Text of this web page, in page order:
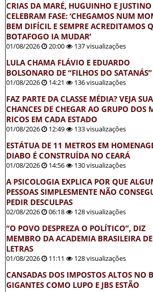
CRIAS DA MARÉ, HUGUINHO E JUSTINO
CELEBRAM FASE: ‘CHEGAMOS NUM
BEM DIFÍCIL E SEMPRE ACREDITAMOS
BOTAFOGO IA MUDAR’
01/08/2026 20:00 137 visualizações
LULA CHAMA FLÁVIO E EDUARDO
BOLSONARO DE “FILHOS DO SATANÁS”
01/08/2026 14:21 136 visualizações
FAZ PARTE DA CLASSE MÉDIA? VEJA
CHANCES DE CHEGAR AO GRUPO DOS
RICOS EM CADA ESTADO
01/08/2026 12:49 133 visualizações
ESTÁTUA DE 11 METROS EM
DIABO É CONSTRUÍDA NO CEARÁ
01/08/2026 14:56 130 visualizações
A PSICOLOGIA EXPLICA POR QUE
PESSOAS SIMPLESMENTE NÃO
PEDIR DESCULPAS
02/08/2026 06:18 128 visualizações
“O POVO DESPREZA O POLÍTICO”, DIZ
MEMBRO DA ACADEMIA BRASILEIRA DE
LETRAS
01/08/2026 11:11 128 visualizações
CANSADAS DOS IMPOSTOS ALTOS NO
GIGANTES COMO LUPO E JBS ESTÃO